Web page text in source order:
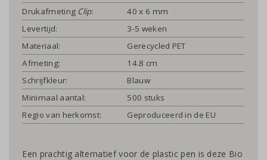
Drukafmeting Clip:
40 x 6 mm
Levertijd:
3-5 weken
Materiaal:
Gerecycled PET
Afmeting:
14.8 cm
Schrijfkleur:
Blauw
Minimaal aantal:
500 stuks
Regio van herkomst:
Geproduceerd in de EU
Een prachtig alternatief voor de plastic pen is deze Bio